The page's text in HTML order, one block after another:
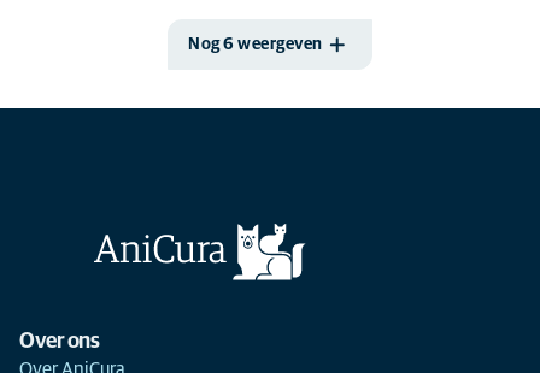
Nog 6 weergeven
Over ons